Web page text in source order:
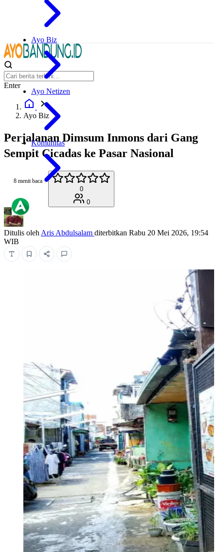
Ayo Biz
Ayo Netizen
Komunitas
Enter
Ayo Biz
Perjalanan Dimsum Inmons dari Gang
Sempit Cicadas ke Pasar Nasional
8 menit baca
0
0
Ditulis oleh Aris Abdulsalam diterbitkan Rabu 20 Mei 2026, 19:54
WIB